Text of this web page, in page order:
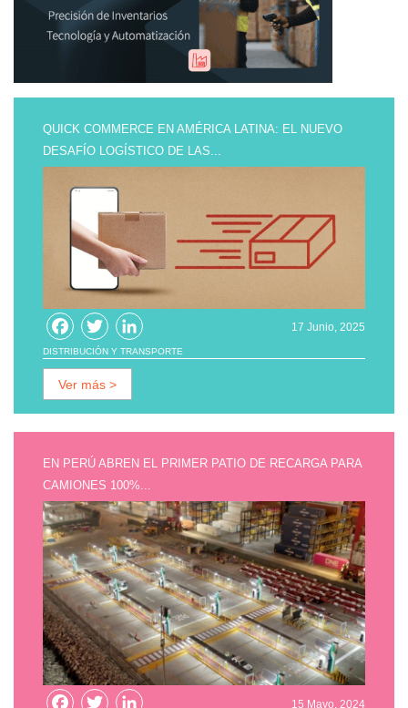
QUICK COMMERCE EN AMÉRICA LATINA: EL NUEVO
Facebook
Twitter
LinkedIn
EN PERÚ ABREN EL PRIMER PATIO DE RECARGA PARA
CAMIONES 100%...